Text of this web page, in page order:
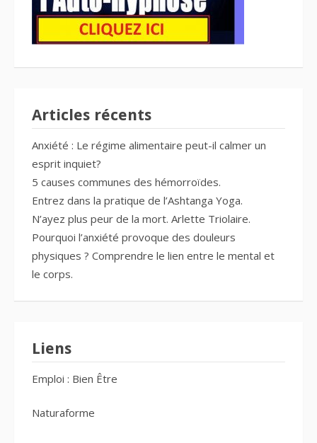
Articles récents
Anxiété : Le régime alimentaire peut-il calmer un
esprit inquiet?
5 causes communes des hémorroïdes.
Entrez dans la pratique de l’Ashtanga Yoga.
N’ayez plus peur de la mort. Arlette Triolaire.
Pourquoi l’anxiété provoque des douleurs
physiques ? Comprendre le lien entre le mental et
le corps.
Liens
Emploi : Bien Être
Naturaforme